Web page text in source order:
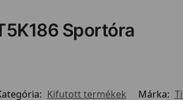
Sportóra
Kifutott termékek Márka: